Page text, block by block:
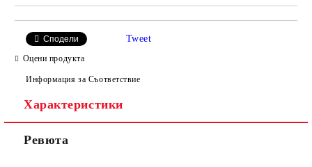
Сподели Tweet
Оцени продукта
Информация за Съответствие
Характеристики
Ревюта